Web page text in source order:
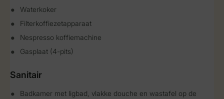
Waterkoker
Filterkoffiezetapparaat
Nespresso koffiemachine
Gasplaat (4-pits)
Sanitair
Badkamer met ligbad, vlakke douche en wastafel op de